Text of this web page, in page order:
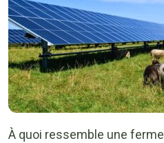
À quoi ressemble une ferme